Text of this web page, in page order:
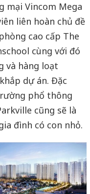
Vincom Mega
liên hoàn chủ đề
cao cấp The
cùng với đó
và hàng loạt
dự án. Đặc
phổ thông
cũng sẽ là
đình có con nhỏ.